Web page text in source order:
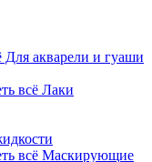
Для акварели и гуаши
всё Лаки
всё Маскирующие